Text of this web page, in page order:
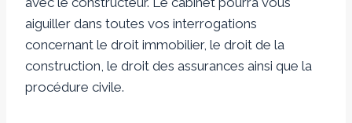
aiguiller dans toutes vos interrogations
concernant le droit immobilier, le droit de la
construction, le droit des assurances ainsi que la
procédure civile.